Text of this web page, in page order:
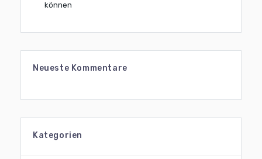
können
Neueste Kommentare
Kategorien